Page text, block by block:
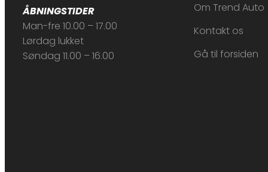
ÅBNINGSTIDER
Man-fre 10.00 – 17.00
Lørdag lukket
Søndag 11.00 – 16.00
Om Trend Auto
Kontakt os
Gå til forsiden